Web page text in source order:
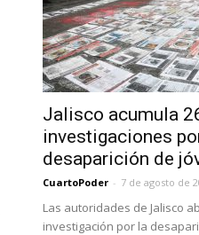
Jalisco acumula
investigaciones
desaparición de
CuartoPoder - 7 de agosto de
Las autoridades de Jalisco
investigación por la